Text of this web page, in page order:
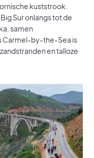
kuststrook.
Sur onlangs tot de
samen
Carmel-by-the-Sea is
en talloze